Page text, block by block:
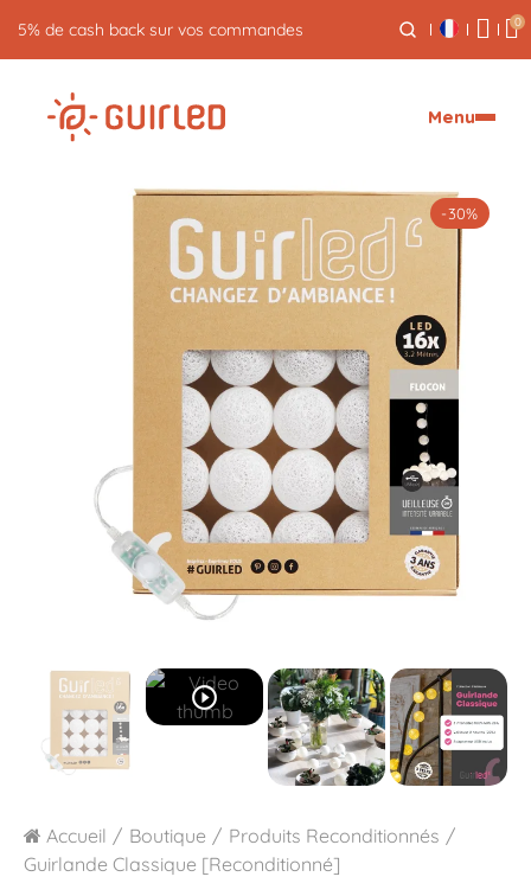
Retour gratuit pendant 30 jours 0
Menu
-30%
play_circle_outline
Accueil Boutique
Produits Reconditionnés
Guirlande Classique [Reconditionné]